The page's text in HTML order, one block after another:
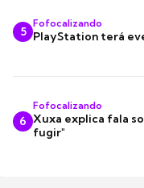
5
Fofocalizando
PlayStation terá
6
Fofocalizando
Xuxa explica fala
fugir"